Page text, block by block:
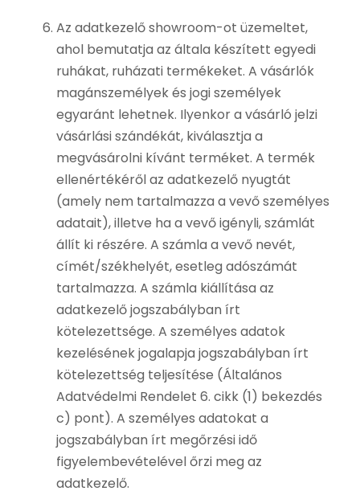
Az adatkezelő showroom-ot üzemeltet,
ahol bemutatja az általa készített egyedi
ruhákat, ruházati termékeket. A vásárlók
magánszemélyek és jogi személyek
egyaránt lehetnek. Ilyenkor a vásárló jelzi
vásárlási szándékát, kiválasztja a
megvásárolni kívánt terméket. A termék
ellenértékéről az adatkezelő nyugtát
(amely nem tartalmazza a vevő személyes
adatait), illetve ha a vevő igényli, számlát
állít ki részére. A számla a vevő nevét,
címét/székhelyét, esetleg adószámát
tartalmazza. A számla kiállítása az
adatkezelő jogszabályban írt
kötelezettsége. A személyes adatok
kezelésének jogalapja jogszabályban írt
kötelezettség teljesítése (Általános
Adatvédelmi Rendelet 6. cikk (1) bekezdés
c) pont). A személyes adatokat a
jogszabályban írt megőrzési idő
figyelembevételével őrzi meg az
adatkezelő.